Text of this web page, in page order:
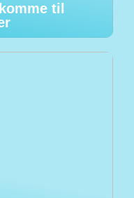
til